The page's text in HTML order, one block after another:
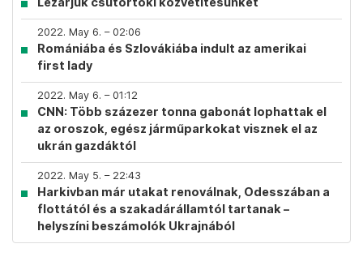
2022. May 6. – 02:06
Romániába és Szlovákiába indult az amerikai
first lady
2022. May 6. – 01:12
CNN: Több százezer tonna gabonát lophattak el
az oroszok, egész járműparkokat visznek el az
ukrán gazdáktól
2022. May 5. – 22:43
Harkivban már utakat renoválnak, Odesszában a
flottától és a szakadárállamtól tartanak –
helyszíni beszámolók Ukrajnából